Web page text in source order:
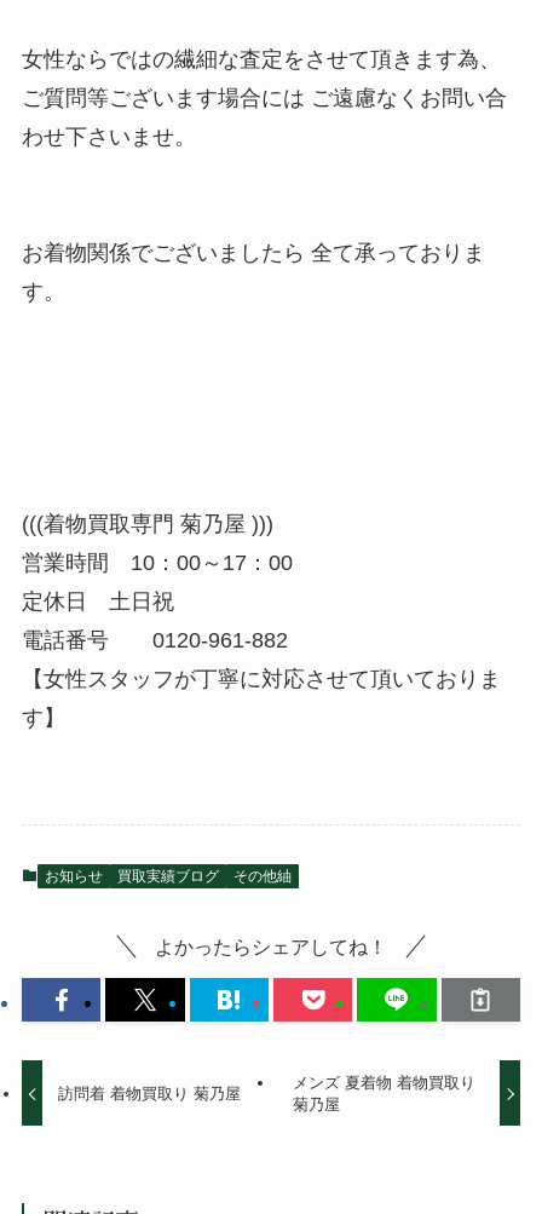
女性ならではの繊細な査定をさせて頂きます為、
ご質問等ございます場合には ご遠慮なくお問い合
わせ下さいませ。
お着物関係でございましたら 全て承っておりま
す。
(((着物買取専門 菊乃屋 )))
営業時間 10：00～17：00
定休日 土日祝
電話番号 0120-961-882
【女性スタッフが丁寧に対応させて頂いておりま
す】
お知らせ 買取実績ブログ その他紬
よかったらシェアしてね！
訪問着 着物買取り 菊乃屋
メンズ 夏着物 着物買取り
菊乃屋